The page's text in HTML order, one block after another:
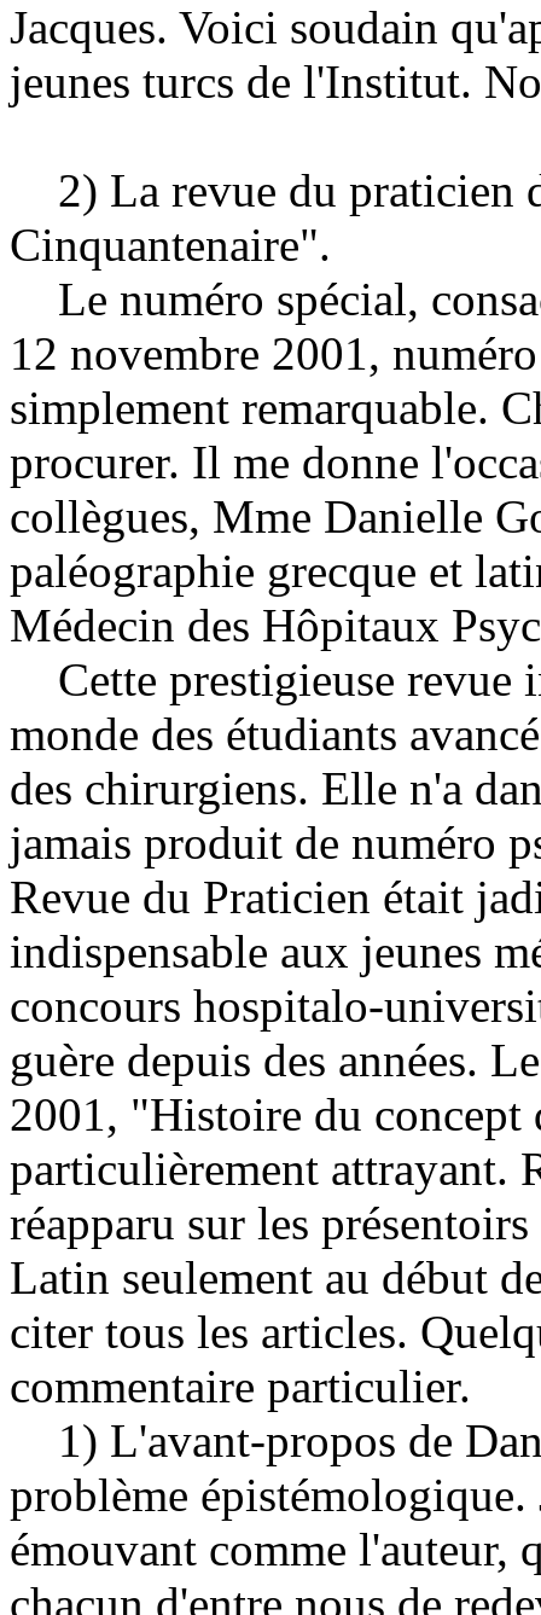
Jacques. Voici soudain
jeunes turcs de l'Institut.
2) La revue du praticien
Cinquantenaire".
Le numéro spécial,
12 novembre 2001,
simplement remarquable.
procurer. Il me donne
collègues, Mme Danielle
paléographie grecque et
Médecin des Hôpitaux
Cette prestigieuse revue
monde des étudiants
des chirurgiens. Elle n'a
jamais produit de numéro
Revue du Praticien était
indispensable aux jeunes
concours hospitalo-
guère depuis des années.
2001, "Histoire du concept
particulièrement attrayant.
réapparu sur les
Latin seulement au début
citer tous les articles.
commentaire particulier.
1) L'avant-propos de
problème
émouvant comme l'auteur,
chacun d'entre nous de